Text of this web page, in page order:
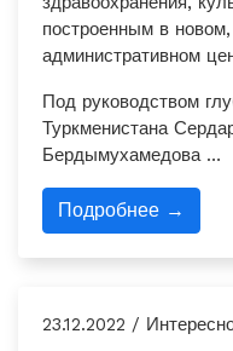
построенным в
административном
Под руководством
Туркменистана
Бердымухамедова …
Подробнее →
23.12.2022 /